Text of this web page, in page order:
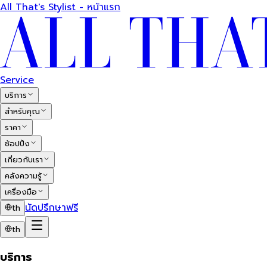
All That's Stylist - หน้าแรก
Service
บริการ
สำหรับคุณ
ราคา
ช้อปปิ้ง
เกี่ยวกับเรา
คลังความรู้
เครื่องมือ
th นัดปรึกษาฟรี
th
บริการ